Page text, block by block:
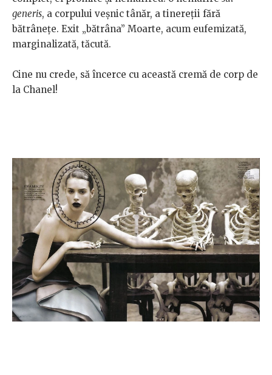
generis, a corpului veșnic tânăr, a tinereții fără
bătrânețe. Exit „bătrâna” Moarte, acum eufemizată,
marginalizată, tăcută.
Cine nu crede, să încerce cu această cremă de corp de
la Chanel!